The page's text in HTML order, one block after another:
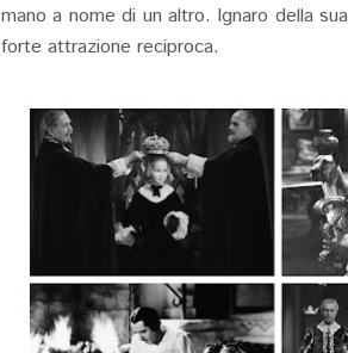
mano a nome di un altro. Ignaro della
forte attrazione reciproca.